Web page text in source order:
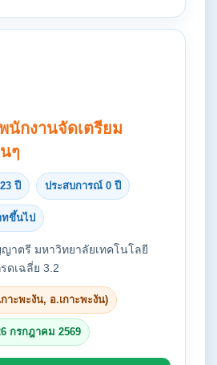
นักงานจัดเตรียม
ๆ
ปี ประสบการณ์ 0 ปี
ทขึ้นไป
าตรี มหาวิทยาลัยเทคโนโลยี
ดเฉลี่ย 3.2
าะพะงัน, อ.เกาะพะงัน)
กรกฎาคม 2569